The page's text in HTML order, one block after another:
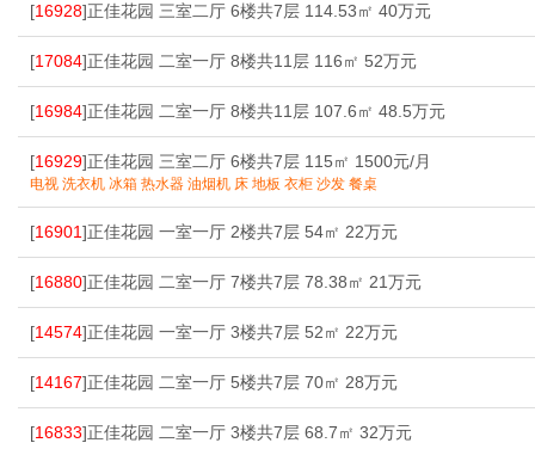
[16928]正佳花园 三室二厅 6楼共7层 114.53㎡ 40万元
[17084]正佳花园 二室一厅 8楼共11层 116㎡ 52万元
[16984]正佳花园 二室一厅 8楼共11层 107.6㎡ 48.5万元
[16929]正佳花园 三室二厅 6楼共7层 115㎡ 1500元/月
电视 洗衣机 冰箱 热水器 油烟机 床 地板 衣柜 沙发 餐桌
[16901]正佳花园 一室一厅 2楼共7层 54㎡ 22万元
[16880]正佳花园 二室一厅 7楼共7层 78.38㎡ 21万元
[14574]正佳花园 一室一厅 3楼共7层 52㎡ 22万元
[14167]正佳花园 二室一厅 5楼共7层 70㎡ 28万元
[16833]正佳花园 二室一厅 3楼共7层 68.7㎡ 32万元